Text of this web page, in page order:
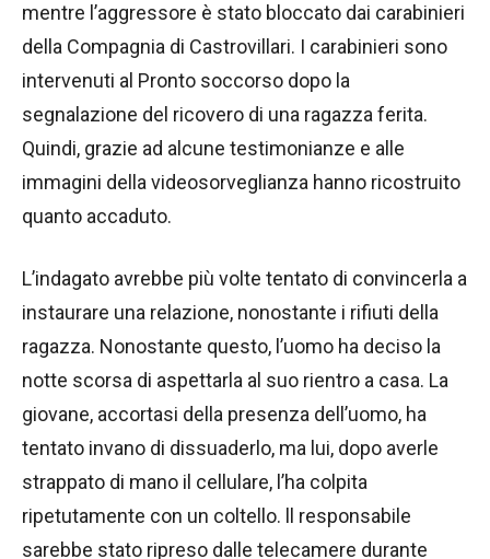
mentre l’aggressore è stato bloccato dai carabinieri
della Compagnia di Castrovillari. I carabinieri sono
intervenuti al Pronto soccorso dopo la
segnalazione del ricovero di una ragazza ferita.
Quindi, grazie ad alcune testimonianze e alle
immagini della videosorveglianza hanno ricostruito
quanto accaduto.
L’indagato avrebbe più volte tentato di convincerla a
instaurare una relazione, nonostante i rifiuti della
ragazza. Nonostante questo, l’uomo ha deciso la
notte scorsa di aspettarla al suo rientro a casa. La
giovane, accortasi della presenza dell’uomo, ha
tentato invano di dissuaderlo, ma lui, dopo averle
strappato di mano il cellulare, l’ha colpita
ripetutamente con un coltello. ll responsabile
sarebbe stato ripreso dalle telecamere durante